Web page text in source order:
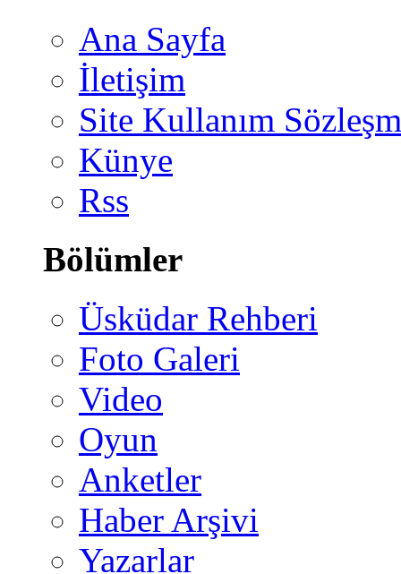
Ana Sayfa
İletişim
Site Kullanım
Künye
Rss
Bölümler
Üsküdar Rehberi
Foto Galeri
Video
Oyun
Anketler
Haber Arşivi
Yazarlar